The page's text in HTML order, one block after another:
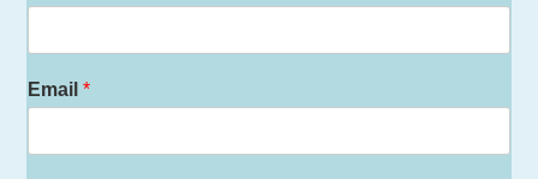
Email*